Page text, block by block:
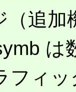
（追加
は
フィ